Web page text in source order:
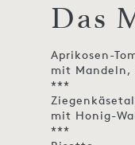
Das
Aprikosen-
mit Mandeln,
***
mit Honig-
***